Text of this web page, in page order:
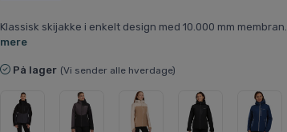
Klassisk skijakke i enkelt design med 10.000 mm membran.
mere
På lager (Vi sender alle hverdage)